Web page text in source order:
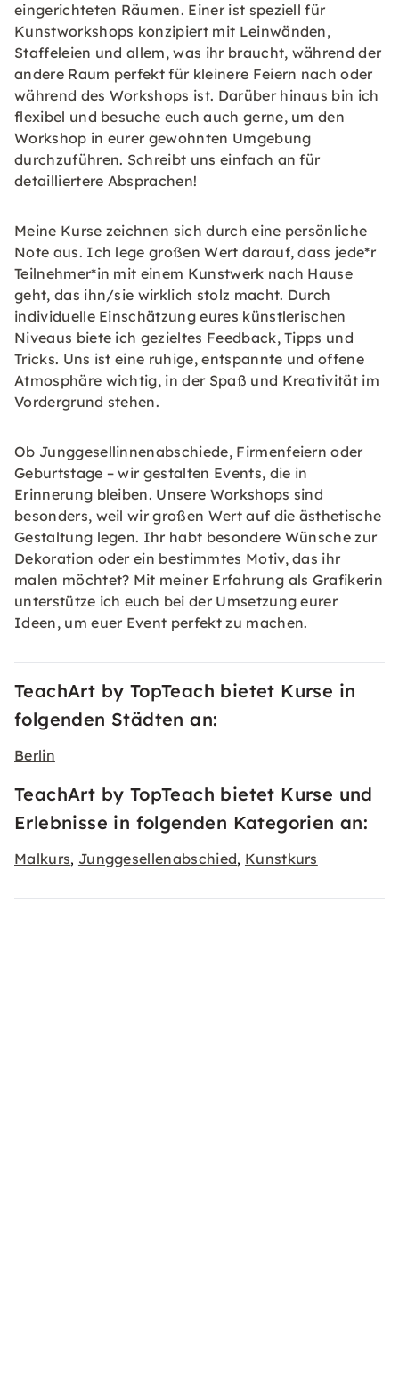
eingerichteten Räumen. Einer ist speziell für
Kunstworkshops konzipiert mit Leinwänden,
Staffeleien und allem, was ihr braucht, während der
andere Raum perfekt für kleinere Feiern nach oder
während des Workshops ist. Darüber hinaus bin ich
flexibel und besuche euch auch gerne, um den
Workshop in eurer gewohnten Umgebung
durchzuführen. Schreibt uns einfach an für
detailliertere Absprachen!
Meine Kurse zeichnen sich durch eine persönliche
Note aus. Ich lege großen Wert darauf, dass jede*r
Teilnehmer*in mit einem Kunstwerk nach Hause
geht, das ihn/sie wirklich stolz macht. Durch
individuelle Einschätzung eures künstlerischen
Niveaus biete ich gezieltes Feedback, Tipps und
Tricks. Uns ist eine ruhige, entspannte und offene
Atmosphäre wichtig, in der Spaß und Kreativität im
Vordergrund stehen.
Ob Junggesellinnenabschiede, Firmenfeiern oder
Geburtstage – wir gestalten Events, die in
Erinnerung bleiben. Unsere Workshops sind
besonders, weil wir großen Wert auf die ästhetische
Gestaltung legen. Ihr habt besondere Wünsche zur
Dekoration oder ein bestimmtes Motiv, das ihr
malen möchtet? Mit meiner Erfahrung als Grafikerin
unterstütze ich euch bei der Umsetzung eurer
Ideen, um euer Event perfekt zu machen.
TeachArt by TopTeach bietet Kurse in
folgenden Städten an:
Berlin
TeachArt by TopTeach bietet Kurse und
Erlebnisse in folgenden Kategorien an:
Malkurs, Junggesellenabschied, Kunstkurs